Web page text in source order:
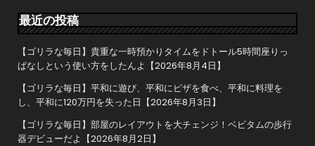
ョ最近の投稿
【ゴリラな毎日】貴重な一時預かりタイムをドトール5時間座りっ
ぱなしという使い方をしたんよ【2026年8月4日】
【ゴリラな毎日】平和に遊び、平和にピザを食べ、平和に料理を
し、平和に120万円を失った日【2026年8月3日】
【ゴリラな毎日】部屋のレイアウトを大チェンジ！ベビタムの歩行
器デビューだよ【2026年8月2日】